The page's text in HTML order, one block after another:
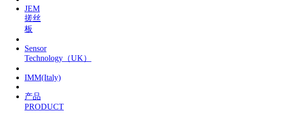
JEM
搓丝
板
Sensor
Technology（UK）
IMM(Italy)
产品
PRODUCT